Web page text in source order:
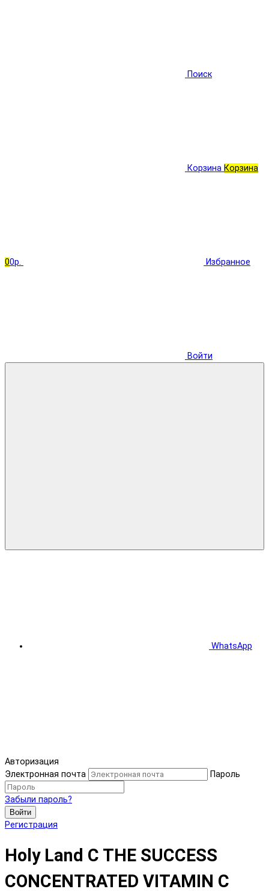
Поиск
Корзина Корзина
00р. Избранное
Войти
WhatsApp
Авторизация
Электронная почта
Пароль
Забыли пароль?
Войти
Регистрация
Holy Land C THE SUCCESS
CONCENTRATED VITAMIN C